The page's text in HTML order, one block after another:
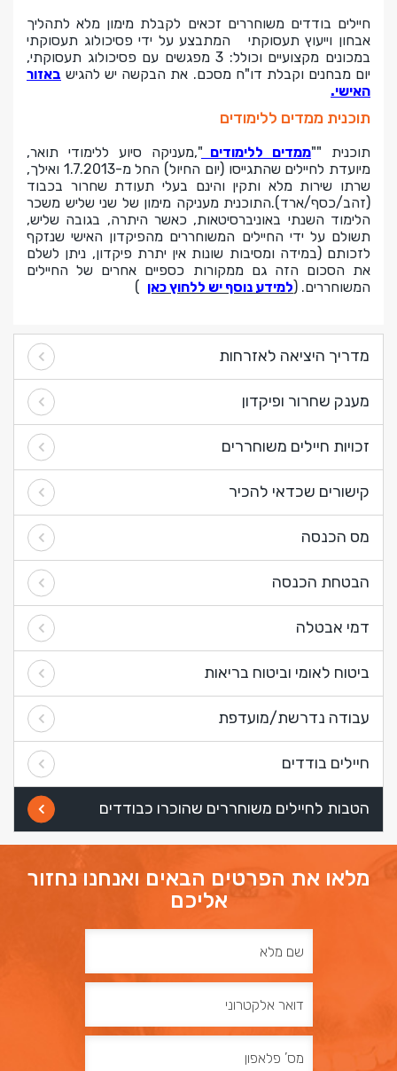
מדריך היציאה לאזרחות
מענק שחרור ופיקדון
זכויות חיילים משוחררים
קישורים שכדאי להכיר
מס הכנסה
הבטחת הכנסה
דמי אבטלה
ביטוח לאומי וביטוח בריאות
עבודה נדרשת/מועדפת
חיילים בודדים
הטבות לחיילים משוחררים שהוכרו כבודדים
חיילים בודדים משוחררים זכאים לקבלת מימון מלא לתהליך
אבחון וייעוץ תעסוקתי המתבצע על ידי פסיכולוג תעסוקתי
במכונים מקצועיים וכולל: 3 מפגשים עם פסיכולוג תעסוקתי,
יום מבחנים וקבלת דו"ח מסכם. את הבקשה יש להגיש באזור
האישי.
תוכנית ממדים ללימודים
תוכנית ""ממדים ללימודים ",מעניקה סיוע ללימודי תואר,
מיועדת לחיילים שהתגייסו (יום החיול) החל מ-1.7.2013 ואילך,
שרתו שירות מלא ותקין והינם בעלי תעודת שחרור בכבוד
(זהב/כסף/ארד).התוכנית מעניקה מימון של שני שליש משכר
הלימוד השנתי באוניברסיטאות, כאשר היתרה, בגובה שליש,
תשולם על ידי החיילים המשוחררים מהפיקדון האישי שנזקף
לזכותם (במידה ומסיבות שונות אין יתרת פיקדון, ניתן לשלם
את הסכום הזה גם ממקורות כספיים אחרים של החיילים
המשוחררים. (למידע נוסף יש ללחוץ כאן )
מלאו את הפרטים הבאים ואנחנו נחזור
אליכם